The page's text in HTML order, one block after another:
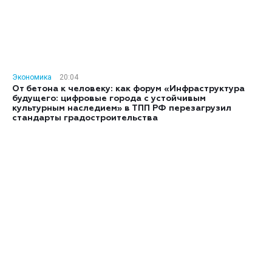
Экономика
20:04
От бетона к человеку: как форум «Инфраструктура
будущего: цифровые города с устойчивым
культурным наследием» в ТПП РФ перезагрузил
стандарты градостроительства